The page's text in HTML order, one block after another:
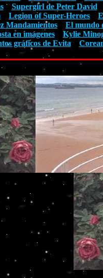
Supergirl de Peter David
Legion of Super-Heroes
Mandamientos
El mundo
en imágenes
Kylie
gráficos de Evita